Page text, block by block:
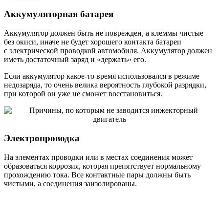
Аккумуляторная батарея
Аккумулятор должен быть не поврежден, а клеммы чистые
без окиси, иначе не будет хорошего контакта батареи
с электрической проводкой автомобиля. Аккумулятор должен
иметь достаточный заряд и «держать» его.
Если аккумулятор какое-то время использовался в режиме
недозаряда, то очень велика вероятность глубокой разрядки,
при которой он уже не сможет восстановиться.
Электропроводка
На элементах проводки или в местах соединения может
образоваться коррозия, которая препятствует нормальному
прохождению тока. Все контактные пары должны быть
чистыми, а соединения заизолированы.